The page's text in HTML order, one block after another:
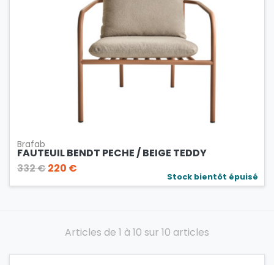
Brafab
FAUTEUIL BENDT PECHE / BEIGE TEDDY
332 €220 €
Stock bientôt épuisé
Articles de 1 à 10 sur 10 articles